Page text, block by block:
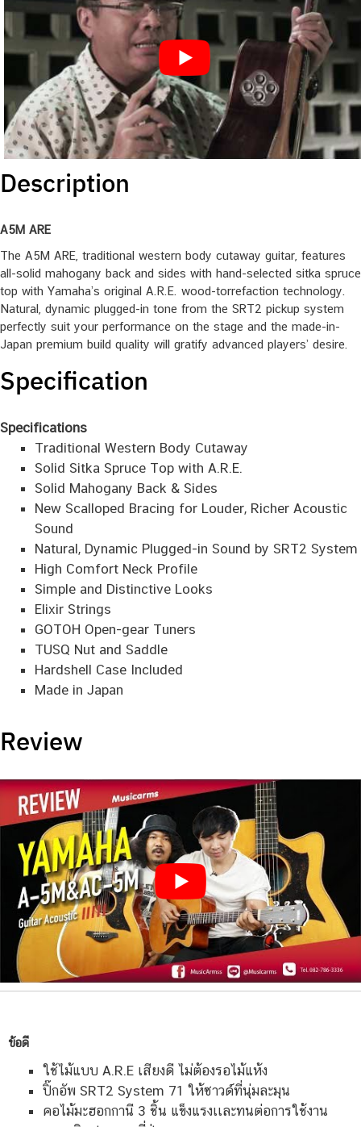
Description
A5M ARE
The A5M ARE, traditional western body cutaway guitar, features
all-solid mahogany back and sides with hand-selected sitka spruce
top with Yamaha’s original A.R.E. wood-torrefaction technology.
Natural, dynamic plugged-in tone from the SRT2 pickup system
perfectly suit your performance on the stage and the made-in-
Japan premium build quality will gratify advanced players’ desire.
Specification
Specifications
Traditional Western Body Cutaway
Solid Sitka Spruce Top with A.R.E.
Solid Mahogany Back & Sides
New Scalloped Bracing for Louder, Richer Acoustic
Sound
Natural, Dynamic Plugged-in Sound by SRT2 System
High Comfort Neck Profile
Simple and Distinctive Looks
Elixir Strings
GOTOH Open-gear Tuners
TUSQ Nut and Saddle
Hardshell Case Included
Made in Japan
Review
ข้อดี
ใช้ไม้แบบ A.R.E เสียงดี ไม่ต้องรอไม้แห้ง
ปิ๊กอัพ SRT2 System 71 ให้ซาวด์ที่นุ่มละมุน
คอไม้มะฮอกกานี 3 ชิ้น แข็งแรงเเละทนต่อการใช้งาน